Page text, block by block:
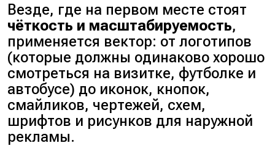
Везде, где на первом месте стоят
чёткость и масштабируемость,
применяется вектор: от логотипов
(которые должны одинаково хорошо
смотреться на визитке, футболке и
автобусе) до иконок, кнопок,
смайликов, чертежей, схем,
шрифтов и рисунков для наружной
рекламы.